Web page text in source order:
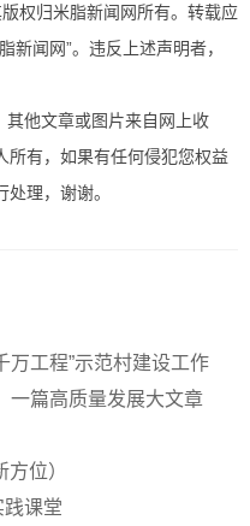
权归米脂新闻网所有。转载应
新闻网”。违反上述声明者，
他文章或图片来自网上收
所有，如果有任何侵犯您权益
理，谢谢。
万工程”示范村建设工作
一篇高质量发展大文章
位）
课堂